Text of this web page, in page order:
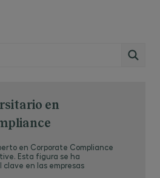
en
en Corporate Compliance
Esta figura se ha
en las empresas